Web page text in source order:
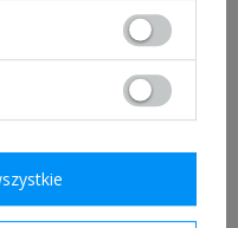
Żabka polska wz. 28